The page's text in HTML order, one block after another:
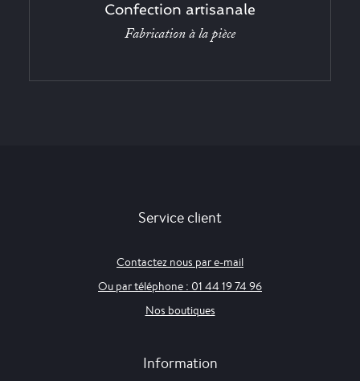
Confection artisanale
Fabrication à la pièce
Service client
Contactez nous par e-mail
Ou par téléphone : 01 44 19 74 96
Nos boutiques
Information